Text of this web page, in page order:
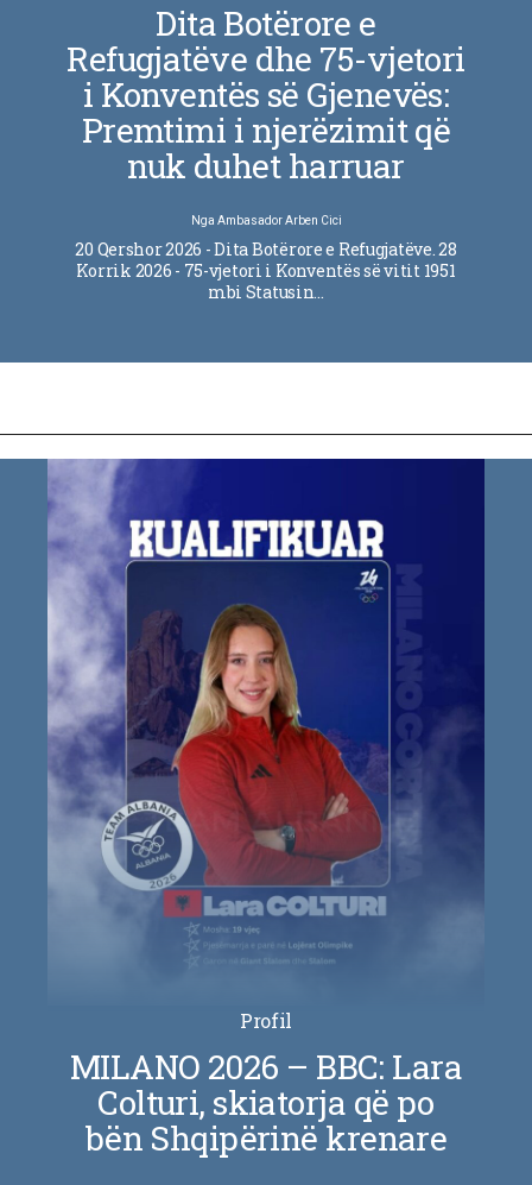
Dita Botërore e
Refugjatëve dhe 75-vjetori
i Konventës së Gjenevës:
Premtimi i njerëzimit që
nuk duhet harruar
Nga Ambasador Arben Cici
20 Qershor 2026 - Dita Botërore e Refugjatëve. 28
Korrik 2026 - 75-vjetori i Konventës së vitit 1951
mbi Statusin…
Profil
MILANO 2026 – BBC: Lara
Colturi, skiatorja që po
bën Shqipërinë krenare